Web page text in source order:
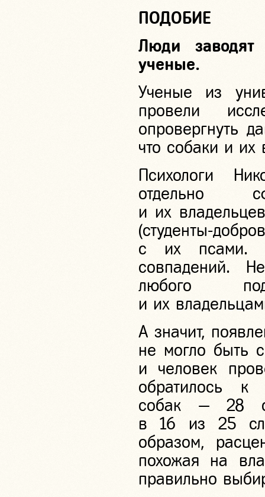
ПОДОБИЕ
Люди заводят
ученые.
Ученые из
провели
опровергнуть
что собаки и
Психологи
отдельно
и их
(студенты-
с их псами.
совпадений.
любого
и их
А значит,
не могло быть
и человек
обратилось к
собак — 28
в 16 из 25
образом,
похожая на
правильно